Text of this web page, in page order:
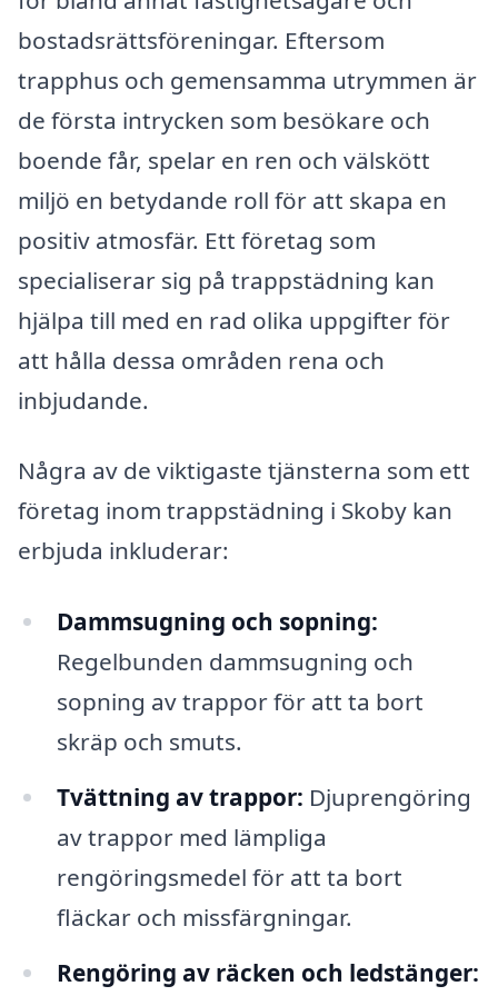
bostadsrättsföreningar. Eftersom
trapphus och gemensamma utrymmen är
de första intrycken som besökare och
boende får, spelar en ren och välskött
miljö en betydande roll för att skapa en
positiv atmosfär. Ett företag som
specialiserar sig på trappstädning kan
hjälpa till med en rad olika uppgifter för
att hålla dessa områden rena och
inbjudande.
Några av de viktigaste tjänsterna som ett
företag inom trappstädning i Skoby kan
erbjuda inkluderar:
Dammsugning och sopning:
Regelbunden dammsugning och
sopning av trappor för att ta bort
skräp och smuts.
Tvättning av trappor: Djuprengöring
av trappor med lämpliga
rengöringsmedel för att ta bort
fläckar och missfärgningar.
Rengöring av räcken och ledstänger: